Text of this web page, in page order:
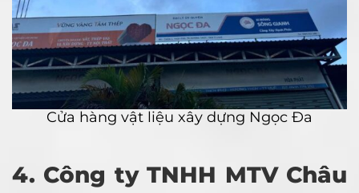
Cửa hàng vật liệu xây dựng Ngọc Đa
4. Công ty TNHH MTV Châu